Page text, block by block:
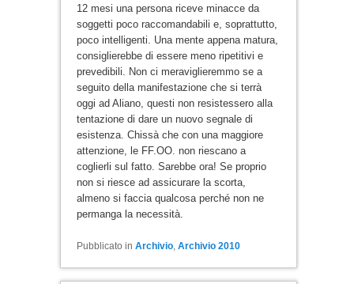
12 mesi una persona riceve minacce da
soggetti poco raccomandabili e, soprattutto,
poco intelligenti. Una mente appena matura,
consiglierebbe di essere meno ripetitivi e
prevedibili. Non ci meraviglieremmo se a
seguito della manifestazione che si terrà
oggi ad Aliano, questi non resistessero alla
tentazione di dare un nuovo segnale di
esistenza. Chissà che con una maggiore
attenzione, le FF.OO. non riescano a
coglierli sul fatto. Sarebbe ora! Se proprio
non si riesce ad assicurare la scorta,
almeno si faccia qualcosa perché non ne
permanga la necessità.
Pubblicato in Archivio, Archivio 2010